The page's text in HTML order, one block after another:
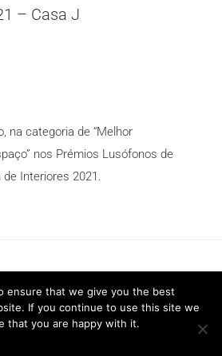
– Casa J
na categoria de “Melhor
nos Prémios Lusófonos de
Interiores 2021.
2026 © FRARI - All Rights Reserved /
ensure that we give you the best
If you continue to use this site we
that you are happy with it.